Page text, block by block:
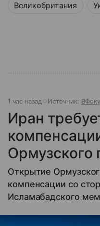
Великобритания
1 час назад Источник:
Иран
Ормузского
Открытие
компенсации со
Исламабадского